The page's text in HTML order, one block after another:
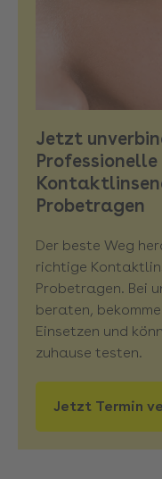
Jetzt
Professionelle
Probetragen
Der beste Weg
richtige
Probetragen. Bei
beraten,
Einsetzen und
zuhause testen.
Jetzt Termin